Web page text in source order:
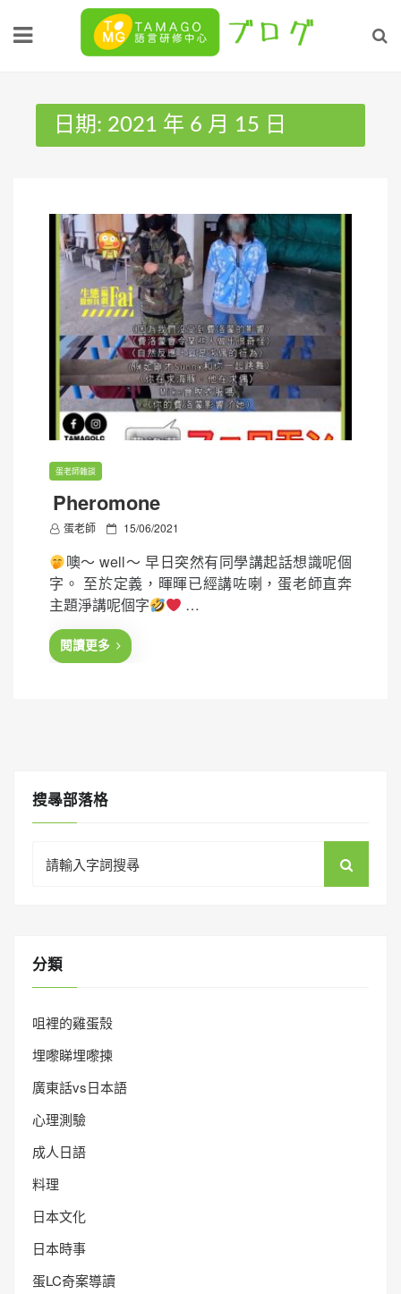
日期: 2021 年 6 月 15 日
蛋老師雜談
Pheromone
蛋老師
P
s
t
e
d
15/06/2021
噢～ well～ 早日突然有同學講起話想識呢個
字。 至於定義，暉暉已經講咗喇，蛋老師直奔
主題淨講呢個字
…
閱讀更多
搜㝷部落格
for:
分類
咀裡的雞蛋殼
埋嚟睇埋嚟揀
廣東話vs日本語
心理測驗
成人日語
料理
日本文化
日本時事
蛋LC奇案導讀